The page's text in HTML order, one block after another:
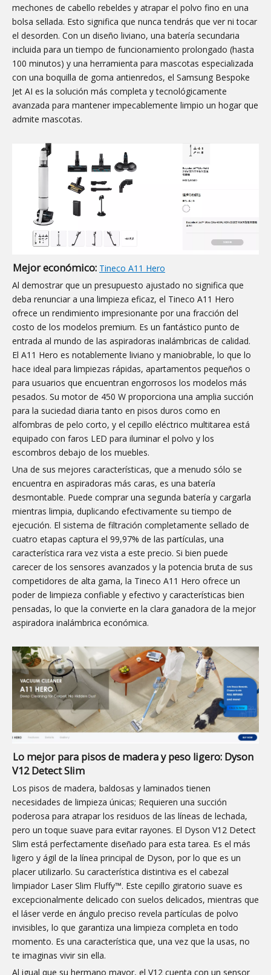
mechones de cabello rebeldes y atrapar el polvo fino en una
bolsa sellada. Esto significa que nunca tendrás que ver ni tocar
el desorden. Con un diseño liviano, una batería secundaria
incluida para un tiempo de funcionamiento prolongado (hasta
100 minutos) y una herramienta para mascotas especializada
con una boquilla de goma antienredos, el Samsung Bespoke
Jet AI es la solución más completa y tecnológicamente
avanzada para mantener impecablemente limpio un hogar que
admite mascotas.
Mejor económico: Tineco A11 Hero
Al demostrar que un presupuesto ajustado no significa que
deba renunciar a una limpieza eficaz, el Tineco A11 Hero
ofrece un rendimiento impresionante por una fracción del
costo de los modelos premium. Es un fantástico punto de
entrada al mundo de las aspiradoras inalámbricas de calidad.
El A11 Hero es notablemente liviano y maniobrable, lo que lo
hace ideal para limpiezas rápidas, apartamentos pequeños o
para usuarios que encuentran engorrosos los modelos más
pesados. Su motor de 450 W proporciona una amplia succión
para la suciedad diaria tanto en pisos duros como en
alfombras de pelo corto, y el cepillo eléctrico multitarea está
equipado con faros LED para iluminar el polvo y los
escombros debajo de los muebles.
Una de sus mejores características, que a menudo sólo se
encuentra en aspiradoras más caras, es una batería
desmontable. Puede comprar una segunda batería y cargarla
mientras limpia, duplicando efectivamente su tiempo de
ejecución. El sistema de filtración completamente sellado de
cuatro etapas captura el 99,97% de las partículas, una
característica rara vez vista a este precio. Si bien puede
carecer de los sensores avanzados y la potencia bruta de sus
competidores de alta gama, la Tineco A11 Hero ofrece un
poder de limpieza confiable y efectivo y características bien
pensadas, lo que la convierte en la clara ganadora de la mejor
aspiradora inalámbrica económica.
Lo mejor para pisos de madera y peso ligero: Dyson
V12 Detect Slim
Los pisos de madera, baldosas y laminados tienen
necesidades de limpieza únicas; Requieren una succión
poderosa para atrapar los residuos de las líneas de lechada,
pero un toque suave para evitar rayones. El Dyson V12 Detect
Slim está perfectamente diseñado para esta tarea. Es el más
ligero y ágil de la línea principal de Dyson, por lo que es un
placer utilizarlo. Su característica distintiva es el cabezal
limpiador Laser Slim Fluffy™. Este cepillo giratorio suave es
excepcionalmente delicado con suelos delicados, mientras que
el láser verde en ángulo preciso revela partículas de polvo
invisibles, lo que garantiza una limpieza completa en todo
momento. Es una característica que, una vez que la usas, no
te imaginas vivir sin ella.
Al igual que su hermano mayor, el V12 cuenta con un sensor